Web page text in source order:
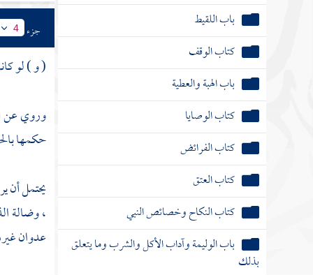
باب اللقيط
كتاب الوقف
باب الهبة والعطية
كتاب الوصايا
كتاب الفرائض
كتاب العتق
كتاب النكاح وخصائص النبي
باب الوليمة وآداب الأكل والشرب وما يتعلق
بذلك
جزء 4
( و ) لو
وروي عن
حكمها
يحتمل أن
، وضالة
عدوان